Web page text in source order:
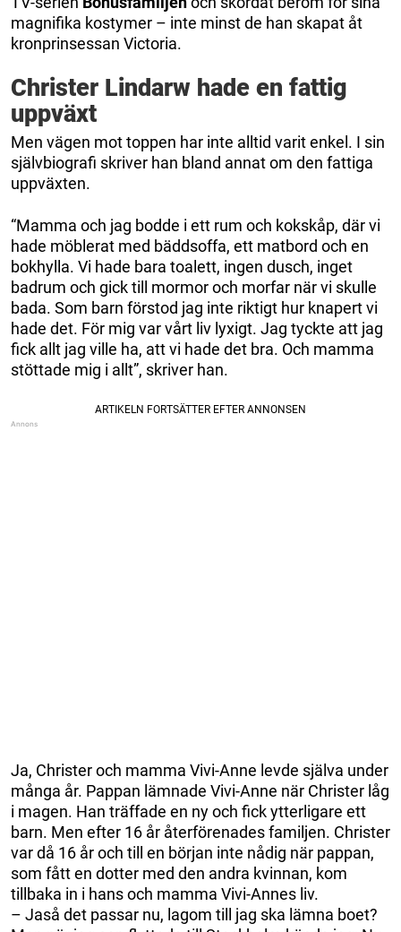
magnifika kostymer – inte minst de han skapat åt
kronprinsessan Victoria.
Christer Lindarw hade en fattig
uppväxt
Men vägen mot toppen har inte alltid varit enkel. I sin
självbiografi skriver han bland annat om den fattiga
uppväxten.
“Mamma och jag bodde i ett rum och kokskåp, där vi
hade möblerat med bäddsoffa, ett matbord och en
bokhylla. Vi hade bara toalett, ingen dusch, inget
badrum och gick till mormor och morfar när vi skulle
bada. Som barn förstod jag inte riktigt hur knapert vi
hade det. För mig var vårt liv lyxigt. Jag tyckte att jag
fick allt jag ville ha, att vi hade det bra. Och mamma
stöttade mig i allt”, skriver han.
Ja, Christer och mamma Vivi-Anne levde själva under
många år. Pappan lämnade Vivi-Anne när Christer låg
i magen. Han träffade en ny och fick ytterligare ett
barn. Men efter 16 år återförenades familjen. Christer
var då 16 år och till en början inte nådig när pappan,
som fått en dotter med den andra kvinnan, kom
tillbaka in i hans och mamma Vivi-Annes liv.
– Jaså det passar nu, lagom till jag ska lämna boet?